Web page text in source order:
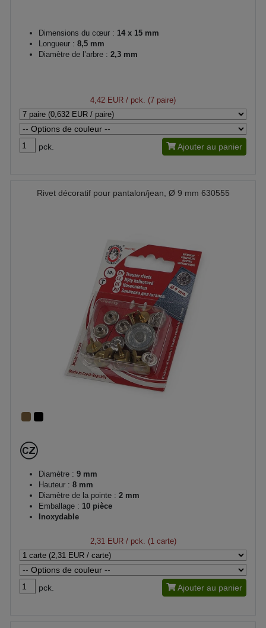
Dimensions du cœur : 14 x 15 mm
Longueur : 8,5 mm
Diamètre de l’arbre : 2,3 mm
4,42 EUR / pck. (7 paire)
pck. Ajouter au panier
Rivet décoratif pour pantalon/jean, Ø 9 mm 630555
Diamètre : 9 mm
Hauteur : 8 mm
Diamètre de la pointe : 2 mm
Emballage : 10 pièce
Inoxydable
2,31 EUR/ pck. (1 carte)
pck. Ajouter au panier